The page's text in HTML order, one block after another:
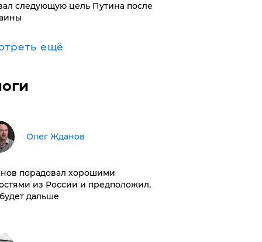
следующую цель Путина после
ещё
Олег Жданов
порадовал хорошими
из России и предположил,
дальше